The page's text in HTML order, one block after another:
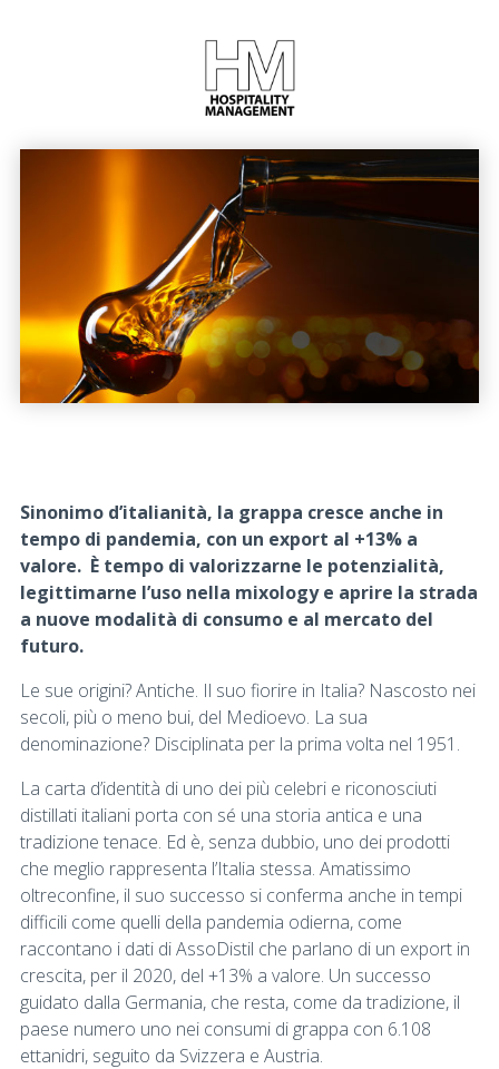
Sinonimo d’italianità, la grappa cresce anche in
tempo di pandemia, con un export al +13% a
valore. È tempo di valorizzarne le potenzialità,
legittimarne l’uso nella mixology e aprire la strada
a nuove modalità di consumo e al mercato del
futuro.
Le sue origini? Antiche. Il suo fiorire in Italia? Nascosto nei
secoli, più o meno bui, del Medioevo. La sua
denominazione? Disciplinata per la prima volta nel 1951.
La carta d’identità di uno dei più celebri e riconosciuti
distillati italiani porta con sé una storia antica e una
tradizione tenace. Ed è, senza dubbio, uno dei prodotti
che meglio rappresenta l’Italia stessa. Amatissimo
oltreconfine, il suo successo si conferma anche in tempi
difficili come quelli della pandemia odierna, come
raccontano i dati di AssoDistil che parlano di un export in
crescita, per il 2020, del +13% a valore. Un successo
guidato dalla Germania, che resta, come da tradizione, il
paese numero uno nei consumi di grappa con 6.108
ettanidri, seguito da Svizzera e Austria.